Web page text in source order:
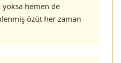
yoksa hemen de
özüt her zaman